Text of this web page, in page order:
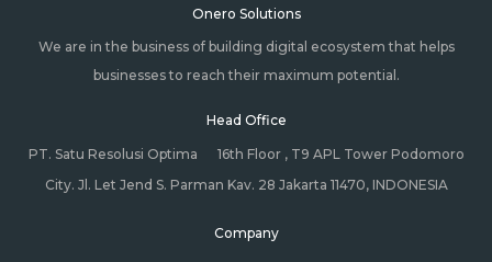
Onero Solutions
We are in the business of building digital ecosystem that helps
businesses to reach their maximum potential.
Head Office
PT. Satu Resolusi Optima 16th Floor , T9 APL Tower Podomoro
City. Jl. Let Jend S. Parman Kav. 28 Jakarta 11470, INDONESIA
Company